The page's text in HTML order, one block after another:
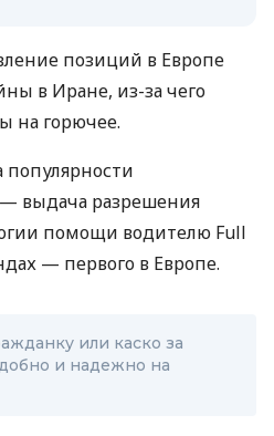
позиций в Европе
в Иране, из-за чего
на горючее.
популярности
выдача разрешения
помощи водителю Full
— первого в Европе.
или каско за
и надежно на